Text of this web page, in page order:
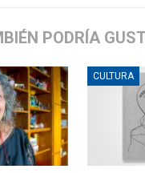
PODRÍA
CULTURA